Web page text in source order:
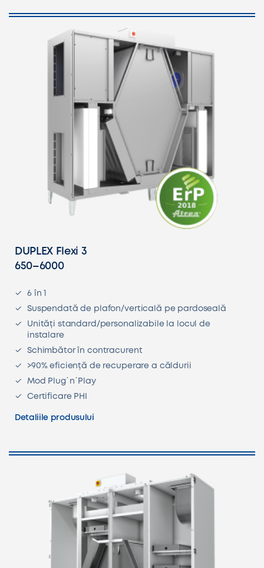
DUPLEX Flexi 3
650–6000
6 în 1
Suspendată de plafon/verticală pe pardoseală
Unități standard/personalizabile la locul de
instalare
Schimbător în contracurent
>90% eficiență de recuperare a căldurii
Mod Plug´n´Play
Certificare PHI
Detaliile produsului